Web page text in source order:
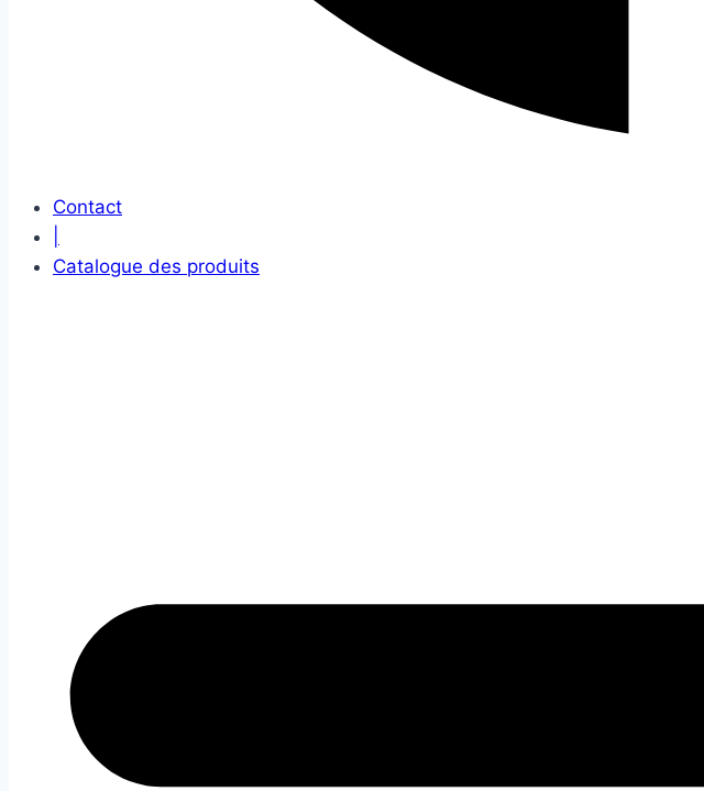
Contact
Catalogue des produits